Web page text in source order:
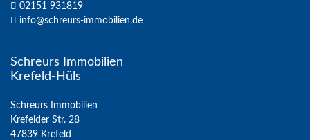
02151 931819
info@schreurs-immobilien.de
Schreurs Immobilien
Krefeld-Hüls
Schreurs Immobilien
Krefelder Str. 28
47839 Krefeld